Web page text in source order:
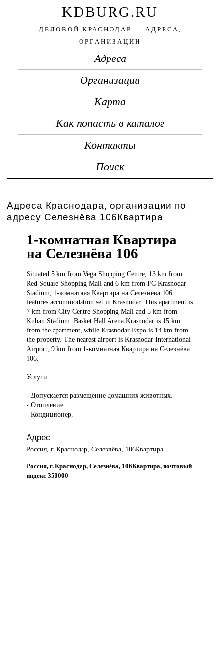
KDBURG.RU
ДЕЛОВОЙ КРАСНОДАР — АДРЕСА,
ОРГАНИЗАЦИИ
Адреса
Организации
Карта
Как попасть в каталог
Контакты
Поиск
Адреса Краснодара, организации по
адресу Селезнёва 106Квартира
1-комнатная Квартира
на Селезнёва 106
Situated 5km from Vega Shopping Centre, 13 km from
Red Square Shopping Mall and 6 km from FC Krasnodar
Stadium, 1-комнатная Квартира на Селезнёва 106
features accommodation set in Krasnodar. This apartment is
7 km from City Centre Shopping Mall and 5 km from
Kuban Stadium. Basket Hall Arena Krasnodar is 15 km
from the apartment, while Krasnodar Expo is 14 km from
the property. The nearest airport is Krasnodar International
Airport, 9 km from 1-комнатная Квартира на Селезнёва
106.
Услуги:
- Допускается размещение домашних животных.
- Отопление.
- Кондиционер.
Адрес
Россия, г. Краснодар, Селезнёва, 106Квартира
Россия, г. Краснодар, Селезнёва, 106Квартира, почтовый
индекс 350000